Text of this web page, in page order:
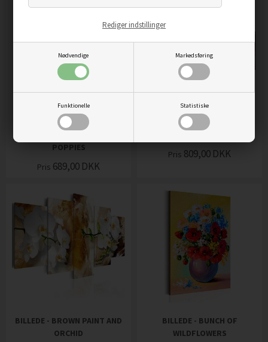
Nødvendige Markedsføring
Funktionelle Statistiske
Rediger indstillinger
POPPIES
Pris 689,00 DKK
Pris 809,00 DKK
BILLEDE - BROWN PAINT AND
ORCHID
BILLEDE - BUNCH OF
WILDFLOWERS